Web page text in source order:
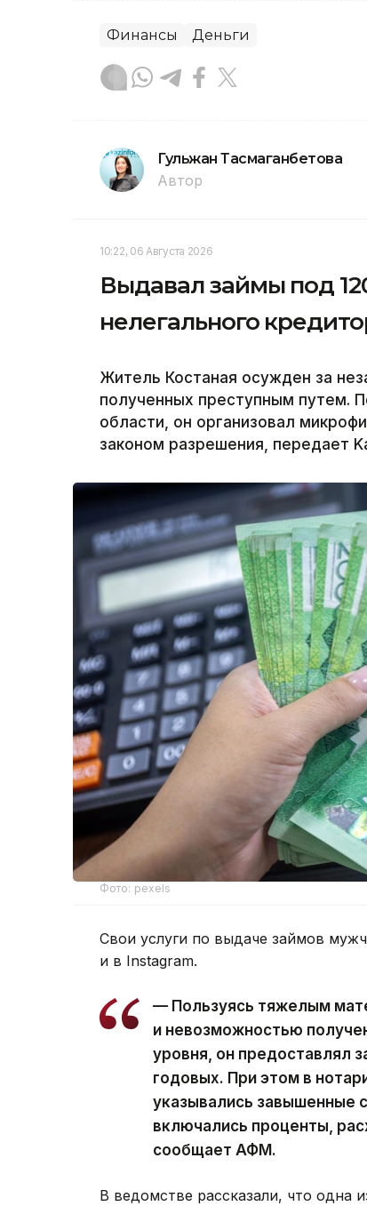
Финансы Деньги
Гульжан Тасмаганбетова
Автор
10:22, 06 Августа 2026
Выдавал займы под
нелегального
Житель Костаная осужден за
полученных преступным путем.
области, он организовал
законом разрешения, передает
Фото: pexels
Свои услуги по выдаче займов
и в Instagram.
— Пользуясь тяжелым
и невозможностью
уровня, он предоставлял
годовых. При этом в
указывались завышенные
включались проценты,
сообщает АФМ.
В ведомстве рассказали, что одна